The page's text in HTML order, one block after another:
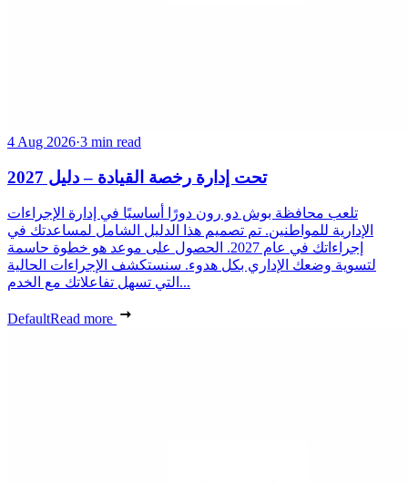
4 Aug 2026·3 min read
تحت إدارة رخصة القيادة – دليل 2027
تلعب محافظة بوش دو رون دورًا أساسيًا في إدارة الإجراءات
الإدارية للمواطنين. تم تصميم هذا الدليل الشامل لمساعدتك في
إجراءاتك في عام 2027. الحصول على موعد هو خطوة حاسمة
لتسوية وضعك الإداري بكل هدوء. سنستكشف الإجراءات الحالية
التي تسهل تفاعلاتك مع الخدم...
DefaultRead more